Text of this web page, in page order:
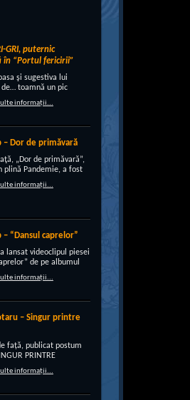
GRI, puternic
în “Portul fericirii”
şi sugestiva lui
toamnă un pic
elegant suprapusă
de peste un sfert de
ruginiu al
de tot soiul, cu un nou
informații...
– Dor de primăvară
„Dor de primăvară”,
plină Pandemie, a fost
pe de-a intregul, de
Pop, inconfundabil
de
vocalist […]
informații...
– “Dansul caprelor”
lansat videoclipul piesei
de pe albumul
iarnă”. Premiera a avut
pe canalul
este un obicei întâlnit
[…]
informații...
– Singur printre
față, publicat postum
PRINTRE
este o confesiune a lui
despre bunii lui
lăsat din ce în ce mai
informații...